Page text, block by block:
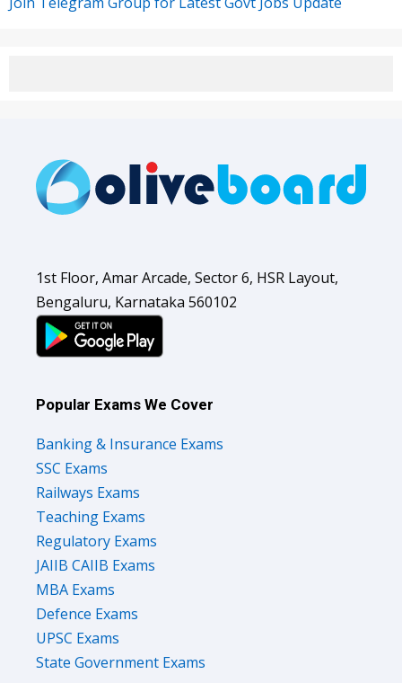
1st Floor, Amar Arcade, Sector 6, HSR Layout,
Bengaluru, Karnataka 560102
Popular Exams We Cover
Banking & Insurance Exams
SSC Exams
Railways Exams
Teaching Exams
Regulatory Exams
JAIIB CAIIB Exams
MBA Exams
Defence Exams
UPSC Exams
State Government Exams